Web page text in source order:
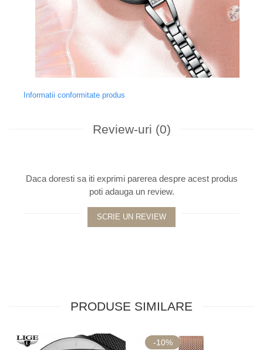
Informatii conformitate produs
Review-uri (0)
Daca doresti sa iti exprimi parerea despre acest produs
poti adauga un review.
SCRIE UN REVIEW
PRODUSE SIMILARE
-10%